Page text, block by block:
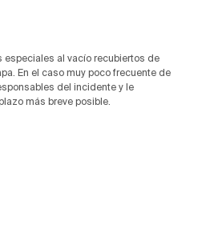
especiales al vacío recubiertos de
En el caso muy poco frecuente de
del incidente y le
más breve posible.